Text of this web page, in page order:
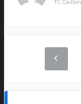
TC Gaillon